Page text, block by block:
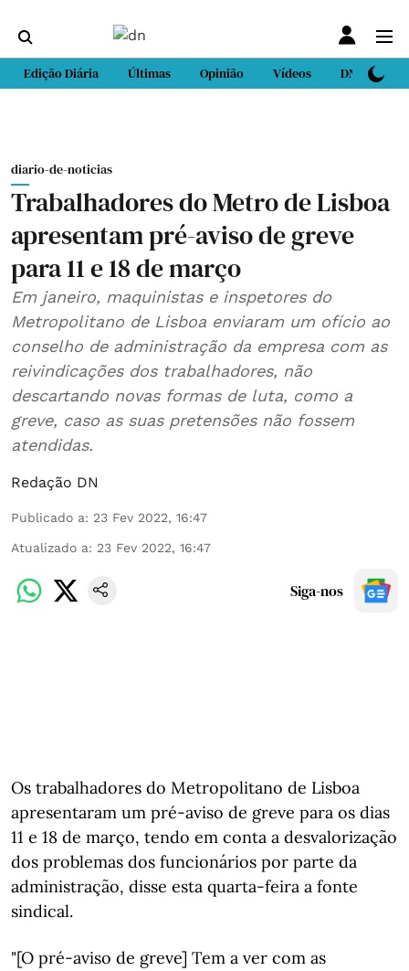
Edição Diária Últimas Opinião Vídeos DN Sport
diario-de-noticias
Trabalhadores do Metro de Lisboa
apresentam pré-aviso de greve
para 11 e 18 de março
Em janeiro, maquinistas e inspetores do
Metropolitano de Lisboa enviaram um ofício ao
conselho de administração da empresa com as
reivindicações dos trabalhadores, não
descartando novas formas de luta, como a
greve, caso as suas pretensões não fossem
atendidas.
Redação DN
Publicado a: 23 Fev 2022, 16:47
Atualizado a: 23 Fev 2022, 16:47
Siga-nos
Os trabalhadores do Metropolitano de Lisboa
apresentaram um pré-aviso de greve para os dias
11 e 18 de março, tendo em conta a desvalorização
dos problemas dos funcionários por parte da
administração, disse esta quarta-feira a fonte
sindical.
"[O pré-aviso de greve] Tem a ver com as